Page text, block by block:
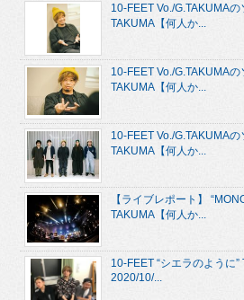
10-FEET Vo./G.TAKUMAの
TAKUMA【何人か...
10-FEET Vo./G.TAKUMAの
TAKUMA【何人か...
10-FEET Vo./G.TAKUMAの
TAKUMA【何人か...
【ライブレポート】
TAKUMA【何人か...
10-FEET “シエラのように
2020/10/...